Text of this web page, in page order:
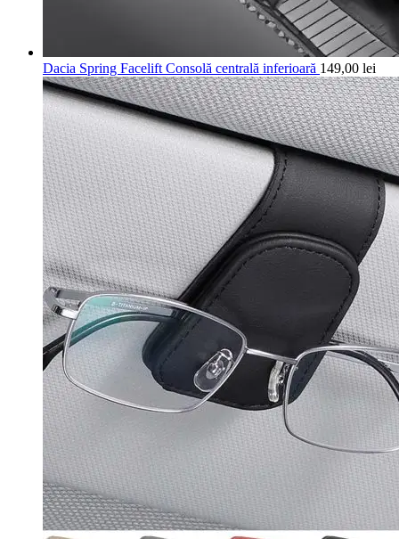
Dacia Spring Facelift Consolă centrală inferioară 149,00 lei